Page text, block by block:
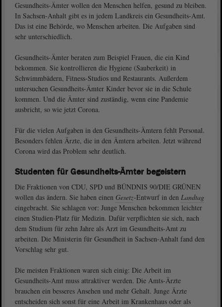
Gesundheits-Ämter wollen den Menschen helfen, gesund zu bleiben.
In Sachsen-Anhalt gibt es in jedem Landkreis ein Gesundheits-Amt.
Das ist eine Behörde, wo Menschen arbeiten. Die Aufgaben sind
sehr unterschiedlich.
Gesundheits-Ämter beraten zum Beispiel Frauen, die ein Kind
bekommen. Sie kontrollieren die Hygiene (Sauberkeit) in
Schwimmbädern, Fitness-Studios und Restaurants. Außerdem
untersuchen Gesundheits-Ämter Kinder bevor sie in die Schule
kommen. Und die Ämter sind zuständig, wenn eine Pandemie
ausbricht, so wie jetzt Corona.
Für die vielen Aufgaben in den Gesundheits-Ämtern fehlt Personal.
Besonders fehlen Ärzte, die in den Ämtern arbeiten. Jetzt während
Corona wird das Problem sehr deutlich.
Studenten für Gesundheits-Ämter begeistern
Die Fraktionen von CDU, SPD und BÜNDNIS 90/DIE GRÜNEN
wollen das ändern. Sie haben einen Gesetz-Entwurf in den Landtag
eingebracht. Sie schlagen vor: Junge Menschen bekommen leichter
einen Studien-Platz für Medizin. Dafür verpflichten sie sich, nach
dem Studium für zehn Jahre als Arzt im Gesundheits-Amt zu
arbeiten. Die Ministerin für Gesundheit in Sachsen-Anhalt fand den
Vorschlag sehr gut.
Die meisten Fraktionen waren sich einig: Die Arbeit im
Gesundheits-Amt muss attraktiver werden. Die Amts-Ärzte
brauchen ein besseres Ansehen und mehr Gehalt. Junge Ärzte
entscheiden sich sonst für eine Arbeit im Krankenhaus oder als